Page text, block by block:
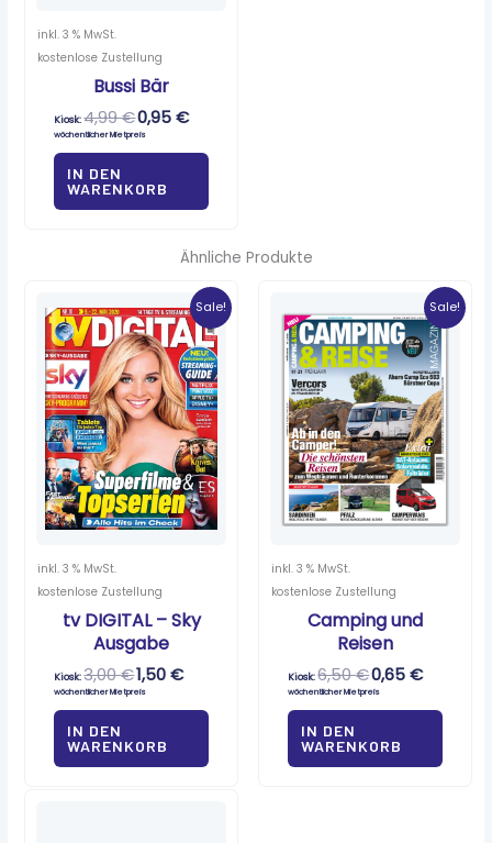
inkl. 3 % MwSt.
kostenlose Zustellung
Bussi Bär
Kiosk:4,99€0,95€
wöchentlicher Mietpreis
IN DEN
WARENKORB
Ähnliche Produkte
Sale!
inkl. 3 % MwSt.
kostenlose Zustellung
tv DIGITAL – Sky
Ausgabe
Kiosk:3,00€
Ursprünglicher
war:
3,00 €
1,50€
Aktueller
Preis
ist:
1,50 €.
wöchentlicher Mietpreis
IN DEN
WARENKORB
Sale!
inkl. 3 % MwSt.
kostenlose Zustellung
Camping und
Reisen
Kiosk:6,50€
Ursprünglicher
war:
6,50 €
0,65€
Aktueller
Preis
ist:
0,65 €.
wöchentlicher Mietpreis
IN DEN
WARENKORB